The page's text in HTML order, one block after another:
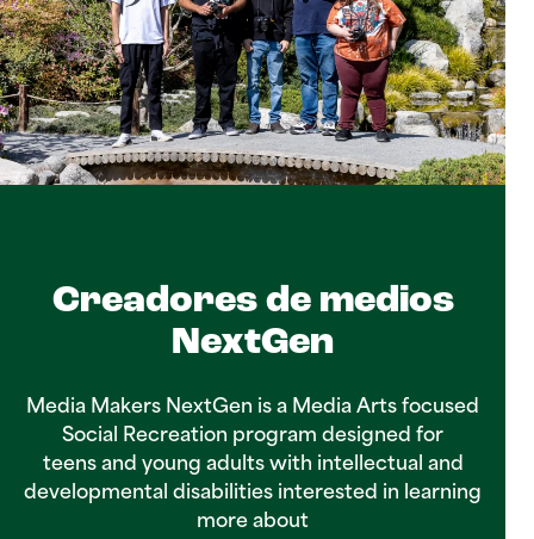
Creadores de medios
NextGen
Media Makers NextGen is a Media Arts focused
Social Recreation program designed for
teens and young adults with intellectual and
developmental disabilities interested in learning
more about